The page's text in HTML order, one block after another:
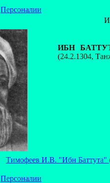
Персоналии
ИБН
(24.2.1304,
Тимофеев И.В. "Ибн
Персоналии